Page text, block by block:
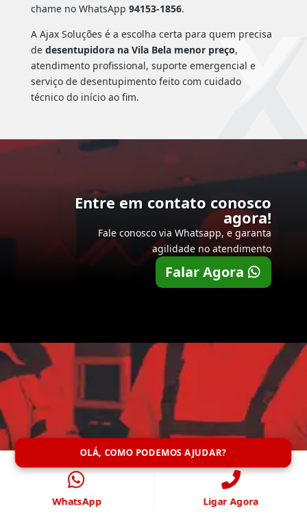
chame no WhatsApp 94153-1856.
A Ajax Soluções é a escolha certa para quem precisa
de desentupidora na Vila Bela menor preço,
atendimento profissional, suporte emergencial e
serviço de desentupimento feito com cuidado
técnico do início ao fim.
Entre em contato conosco
agora!
Fale conosco via Whatsapp, e garanta
agilidade no atendimento
Falar Agora
OLÁ, COMO PODEMOS AJUDAR?
WhatsApp Ligar Agora